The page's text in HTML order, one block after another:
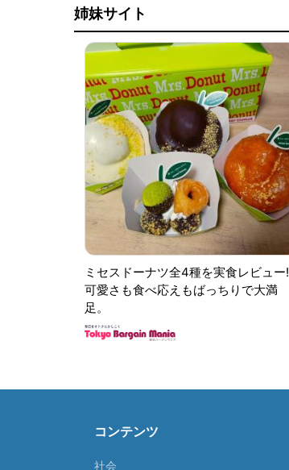
姉妹サイト
ミセスドーナツ全4種を実食レビュー!
可愛さも食べ応えもばっちりで大満
足。
コンテンツ
社会